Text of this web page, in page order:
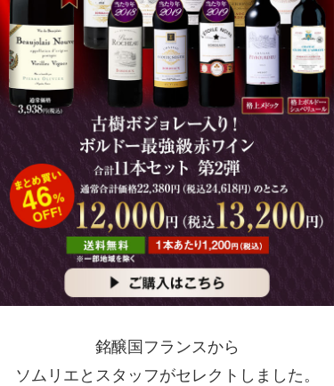
銘醸国フランスから
ソムリエとスタッフがセレクトしました。